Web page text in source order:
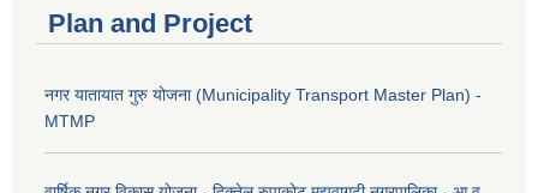
Plan and Project
नगर यातायात गुरु योजना (Municipality Transport Master Plan) -
MTMP